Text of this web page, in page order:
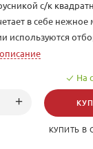
с/к
в себе
используются
что придаёт
стола.
На
КУПИТЬ В